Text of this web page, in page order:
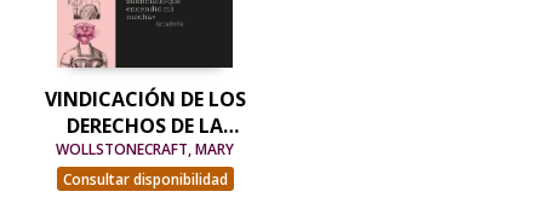
VINDICACIÓN DE LOS
DERECHOS DE LA
MUJER
WOLLSTONECRAFT, MARY
Consultar disponibilidad